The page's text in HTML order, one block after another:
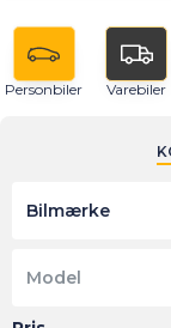
Personbiler Varebiler
Bilmærke
Model